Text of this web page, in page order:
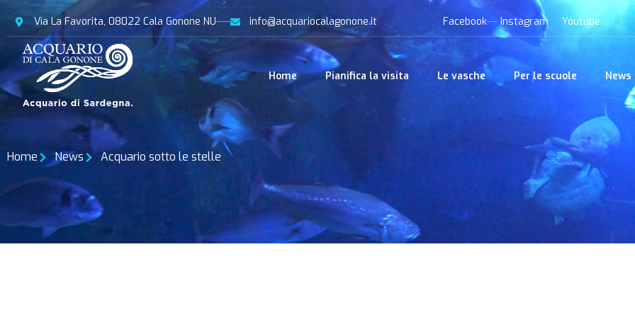
Via La Favorita, 08022 Cala Gonone NU info@acquariocalagonone.it Facebook Instagram Youtube
Home Pianifica la visita Le vasche Per le scuole News
Home News Acquario sotto le stelle